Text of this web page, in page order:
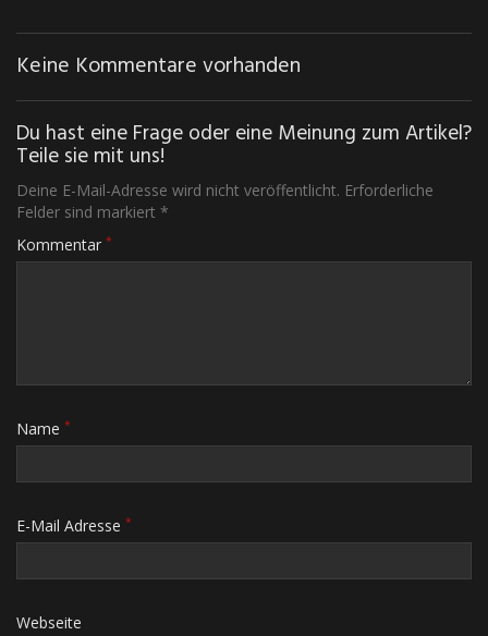
Keine Kommentare vorhanden
Du hast eine Frage oder eine Meinung zum Artikel?
Teile sie mit uns!
Deine E-Mail-Adresse wird nicht veröffentlicht. Erforderliche
Felder sind markiert *
Kommentar *
Name *
E-Mail Adresse *
Webseite